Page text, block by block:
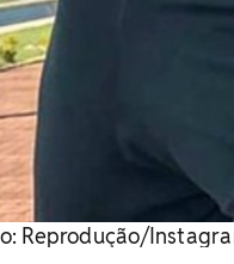
Reprodução/